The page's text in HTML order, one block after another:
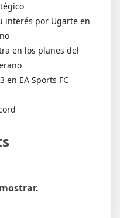
interés por Ugarte en
en los planes del
en EA Sports FC